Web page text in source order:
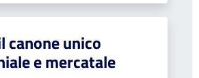
canone unico
e mercatale